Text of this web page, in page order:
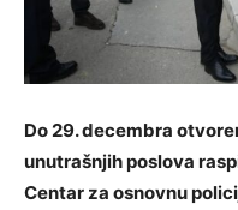
Do 29. decembra
unutrašnjih poslova
Centar za osnovnu